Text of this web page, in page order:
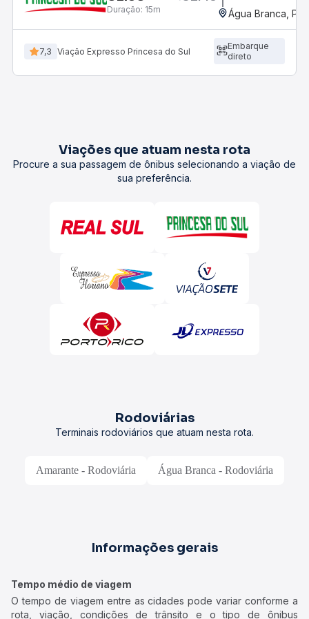
Duração: 15m Água Branca, PI
7,3 Viação Expresso Princesa do Sul
Embarque
direto
Viações que atuam nesta rota
Procure a sua passagem de ônibus selecionando a viação de
sua preferência.
Rodoviárias
Terminais rodoviários que atuam nesta rota.
Amarante - Rodoviária Água Branca - Rodoviária
Informações gerais
Tempo médio de viagem
O tempo de viagem entre as cidades pode variar conforme a
rota, viação, condições de trânsito e o tipo de ônibus